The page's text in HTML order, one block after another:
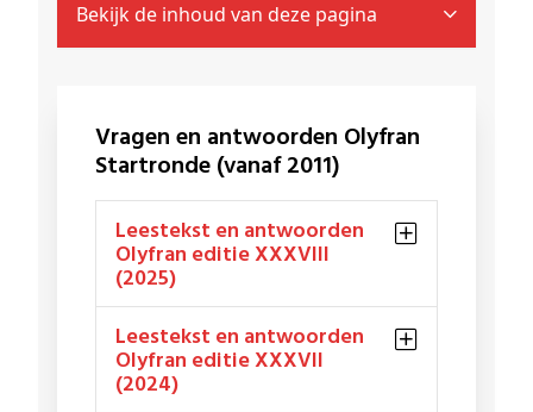
Bekijk de inhoud van deze pagina
Vragen en antwoorden Olyfran
Startronde (vanaf 2011)
Leestekst en antwoorden
Olyfran editie XXXVIII
(2025)
Leestekst en antwoorden
Olyfran editie XXXVII
(2024)